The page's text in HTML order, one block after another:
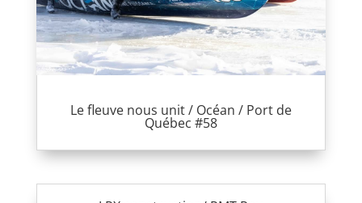
Le fleuve nous unit / Océan / Port de
Québec #58